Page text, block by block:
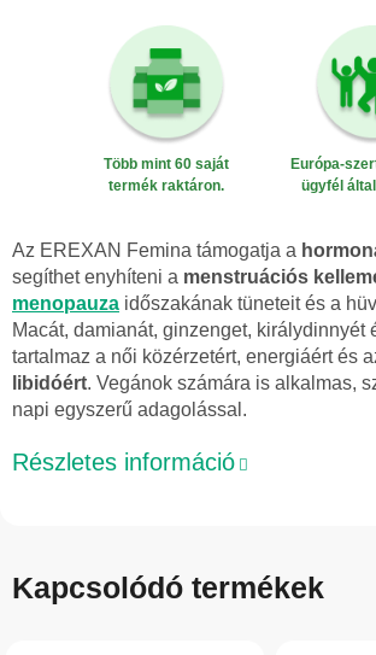
Több mint 60 saját
termék raktáron.
Európa-
ügyfél
Az EREXAN Femina támogatja a
segíthet enyhíteni a menstruációs
menopauza időszakának tüneteit és a
Macát, damianát, ginzenget, királydinnyét
tartalmaz a női közérzetért, energiáért és
libidóért. Vegánok számára is alkalmas,
napi egyszerű adagolással.
Részletes információ
Kapcsolódó termékek